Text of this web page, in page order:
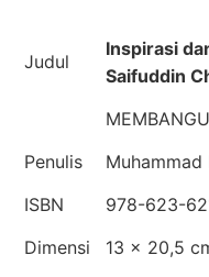
Judul
Inspirasi
Saifuddin
Penulis
Muhammad
ISBN
978-623-
Dimensi
13 × 20,5